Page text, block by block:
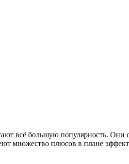
всё большую популярность. Они
множество плюсов в плане